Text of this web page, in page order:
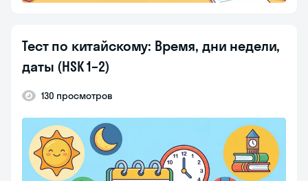
Тест по китайскому: Время, дни недели,
даты (HSK 1–2)
130 просмотров